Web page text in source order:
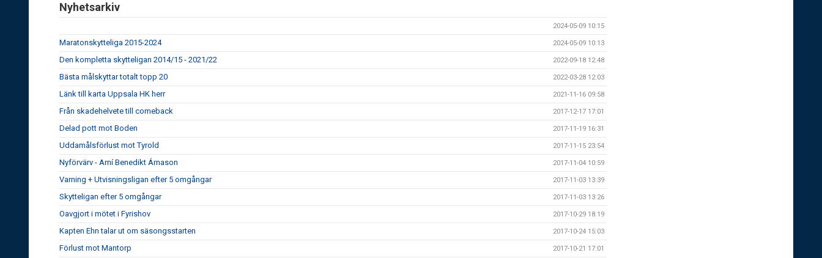
Nyhetsarkiv
2024-05-09 10:15
Maratonskytteliga 2015-2024 2024-05-09 10:13
Den kompletta skytteligan 2014/15 - 2021/22 2022-09-18 12:48
Bästa målskyttar totalt topp 20 2022-03-28 12:03
Länk till karta Uppsala HK herr 2021-11-16 09:58
Från skadehelvete till comeback 2017-12-17 17:01
Delad pott mot Boden 2017-11-19 16:31
Uddamålsförlust mot Tyrold 2017-11-15 23:54
Nyförvärv - Arní Benedikt Árnason 2017-11-04 10:59
Varning + Utvisningsligan efter 5 omgångar 2017-11-03 13:39
Skytteligan efter 5 omgångar 2017-11-03 13:26
Oavgjort i mötet i Fyrishov 2017-10-29 18:19
Kapten Ehn talar ut om säsongsstarten 2017-10-24 15:03
Förlust mot Mantorp 2017-10-21 17:01